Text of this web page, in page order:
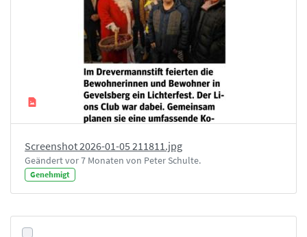
Screenshot 2026-01-05 211811.jpg
Geändert vor 7 Monaten von Peter Schulte.
Genehmigt